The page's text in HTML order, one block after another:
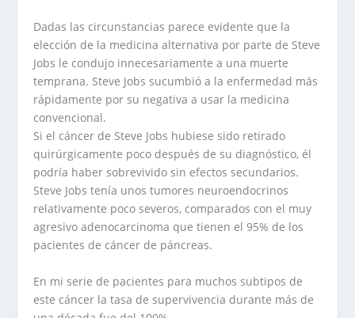
Dadas las circunstancias parece evidente que la
elección de la medicina alternativa por parte de Steve
Jobs le condujo innecesariamente a una muerte
temprana. Steve Jobs sucumbió a la enfermedad más
rápidamente por su negativa a usar la medicina
convencional.
Si el cáncer de Steve Jobs hubiese sido retirado
quirúrgicamente poco después de su diagnóstico, él
podría haber sobrevivido sin efectos secundarios.
Steve Jobs tenía unos tumores neuroendocrinos
relativamente poco severos, comparados con el muy
agresivo adenocarcinoma que tienen el 95% de los
pacientes de cáncer de páncreas.
En mi serie de pacientes para muchos subtipos de
este cáncer la tasa de supervivencia durante más de